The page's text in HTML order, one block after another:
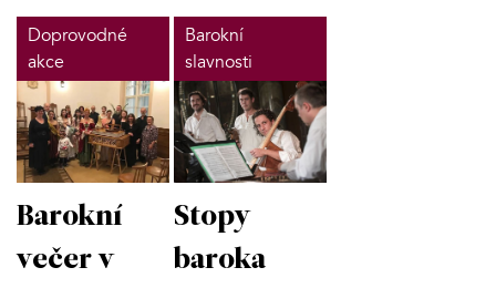
Doprovodné
akce
Barokní
večer v
Barokní
slavnosti
Stopy
baroka